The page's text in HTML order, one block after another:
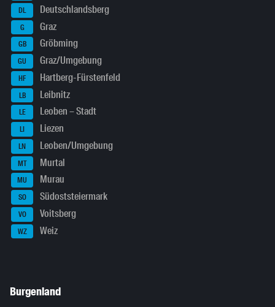
DL Deutschlandsberg
G Graz
GB Gröbming
GU Graz/Umgebung
HF Hartberg-Fürstenfeld
LB Leibnitz
LE Leoben – Stadt
LI Liezen
LN Leoben/Umgebung
MT Murtal
MU Murau
SO Südoststeiermark
VO Voitsberg
WZ Weiz
Burgenland